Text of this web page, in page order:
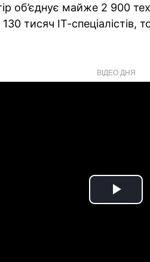
об’єднує майже 2 900
тисяч ІТ-спеціалістів,
ВІДЕО ДНЯ
Play